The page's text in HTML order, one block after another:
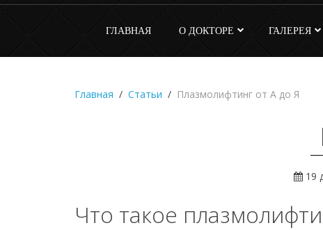
ГЛАВНАЯ О ДОКТОРЕ ГАЛЕРЕЯ
Главная Статьи Плазмолифтинг от А до Я
19
Что такое